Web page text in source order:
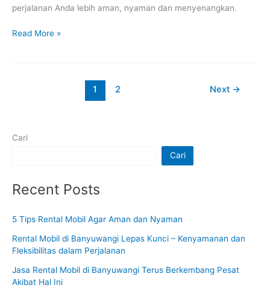
perjalanan Anda lebih aman, nyaman dan menyenangkan.
Read More »
1 2 Next →
Cari
Cari
Recent Posts
5 Tips Rental Mobil Agar Aman dan Nyaman
Rental Mobil di Banyuwangi Lepas Kunci – Kenyamanan dan
Fleksibilitas dalam Perjalanan
Jasa Rental Mobil di Banyuwangi Terus Berkembang Pesat
Akibat Hal Ini